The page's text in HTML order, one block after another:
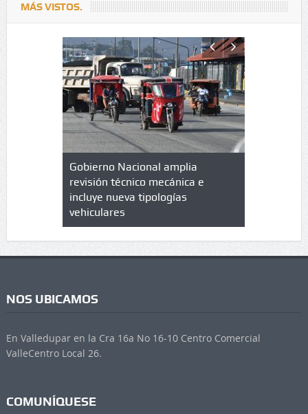
MÁS VISTOS.
de
en
Gobierno Nacional amplia
revisión técnico mecánica e
incluye nueva tipologías
vehiculares
NOS UBICAMOS
En Valledupar en la Cra 16a No 16-10 Centro Comercial
ValleCentro Local 26.
COMUNÍQUESE